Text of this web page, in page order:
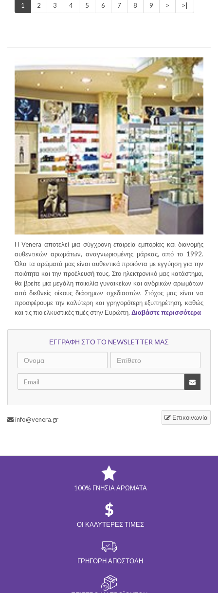
1 2 3 4 5 6 7 8 9 > >|
Η Venera αποτελεί μια σύγχρονη εταιρεία εμπορίας και διανομής
αυθεντικών αρωμάτων, αναγνωρισμένης μάρκας, από το 1992.
Όλα τα αρώματά μας είναι αυθεντικά προϊόντα με εγγύηση για την
ποιότητα και την προέλευσή τους. Στο ηλεκτρονικό μας κατάστημα,
θα βρείτε μια μεγάλη ποικιλία γυναικείων και ανδρικών αρωμάτων
από διεθνείς οίκους διάσημων σχεδιαστών. Στόχος μας είναι να
προσφέρουμε την καλύτερη και γρηγορότερη εξυπηρέτηση, καθώς
και τις πιο ελκυστικές τιμές στην Ευρώπη. Διαβάστε περισσότερα
ΕΓΓΡΑΦΗ ΣΤΟ ΤΟ NEWSLETTER ΜΑΣ
Επικοινωνία
info@venera.gr
100% ΓΝΉΣΙΑ ΑΡΏΜΑΤΑ
ΟΙ ΚΑΛΎΤΕΡΕΣ ΤΙΜΈΣ
ΓΡΉΓΟΡΗ ΑΠΟΣΤΟΛΉ